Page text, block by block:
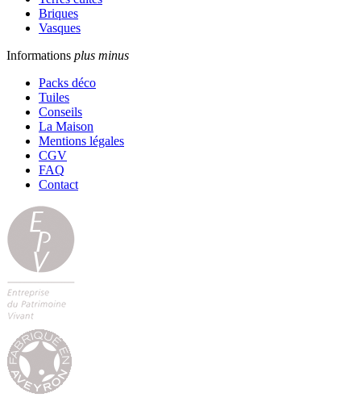
Briques
Vasques
Informations plus minus
Packs déco
Tuiles
Conseils
La Maison
Mentions légales
CGV
FAQ
Contact